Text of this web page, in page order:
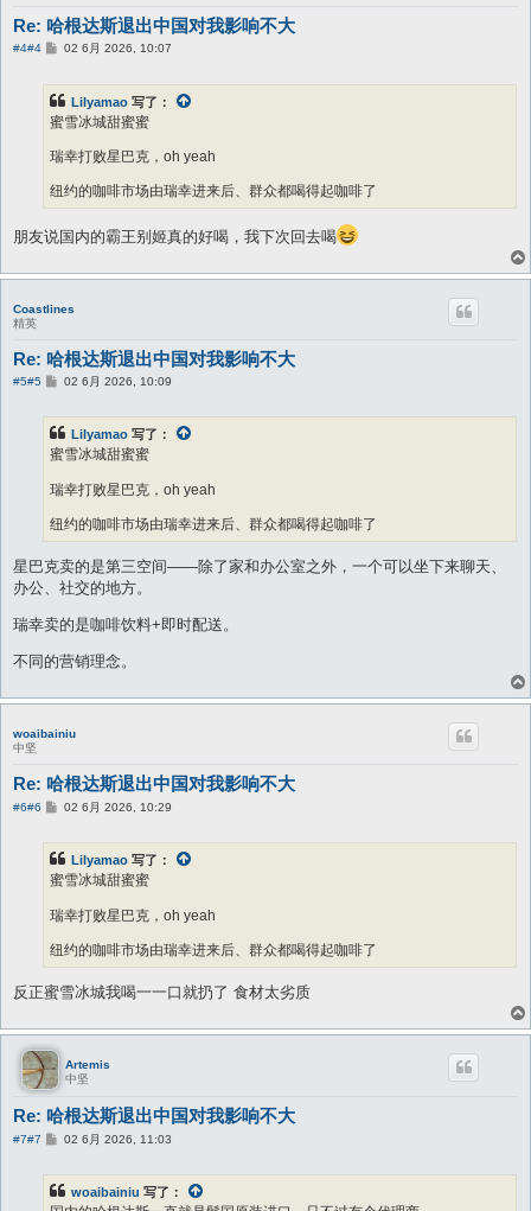
Re: 哈根达斯退出中国对我影响不大
#4#4
帖
02 6月 2026, 10:07
Lilyamao 写了：
蜜雪冰城甜蜜蜜
瑞幸打败星巴克，oh yeah
纽约的咖啡市场由瑞幸进来后、群众都喝得起咖啡了
朋友说国内的霸王别姬真的好喝，我下次回去喝
Coastlines
精英
Re: 哈根达斯退出中国对我影响不大
#5#5
帖
02 6月 2026, 10:09
Lilyamao 写了：
蜜雪冰城甜蜜蜜
瑞幸打败星巴克，oh yeah
纽约的咖啡市场由瑞幸进来后、群众都喝得起咖啡了
星巴克卖的是第三空间——除了家和办公室之外，一个可以坐下来聊天、
办公、社交的地方。
瑞幸卖的是咖啡饮料+即时配送。
不同的营销理念。
woaibainiu
中坚
Re: 哈根达斯退出中国对我影响不大
#6#6
帖
02 6月 2026, 10:29
Lilyamao 写了：
蜜雪冰城甜蜜蜜
瑞幸打败星巴克，oh yeah
纽约的咖啡市场由瑞幸进来后、群众都喝得起咖啡了
反正蜜雪冰城我喝一一口就扔了 食材太劣质
Artemis
中坚
Re: 哈根达斯退出中国对我影响不大
#7#7
帖
02 6月 2026, 11:03
woaibainiu 写了：